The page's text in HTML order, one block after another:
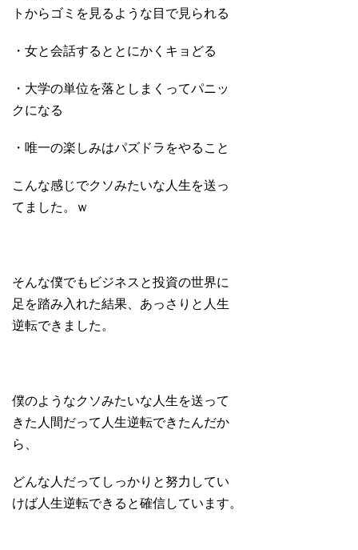
トからゴミを見るような目で見られる
・女と会話するととにかくキョどる
・大学の単位を落としまくってパニッ
クになる
・唯一の楽しみはパズドラをやること
こんな感じでクソみたいな人生を送っ
てました。ｗ
そんな僕でもビジネスと投資の世界に
足を踏み入れた結果、あっさりと人生
逆転できました。
僕のようなクソみたいな人生を送って
きた人間だって人生逆転できたんだか
ら、
どんな人だってしっかりと努力してい
けば人生逆転できると確信しています。